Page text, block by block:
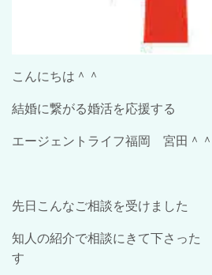
こんにちは＾＾
結婚に繋がる婚活を応援する
エージェントライフ福岡 宮田＾＾
先日こんなご相談を受けました
知人の紹介で相談にきて下さった
す